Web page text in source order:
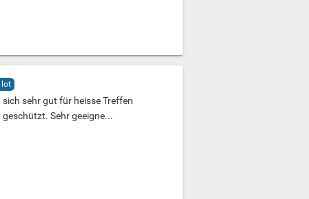
lot
sehr gut für heisse Treffen
Sehr geeigne...